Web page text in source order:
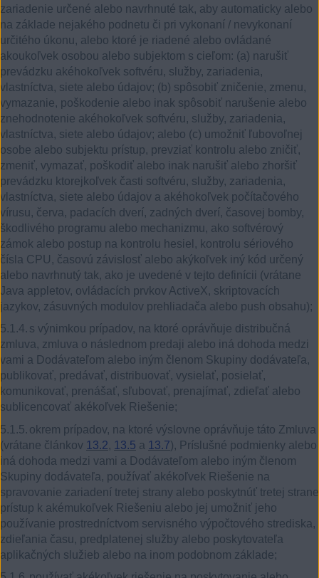
zariadenie určené alebo navrhnuté tak, aby automaticky alebo
na základe nejakého podnetu či pri vykonaní / nevykonaní
určitého úkonu, alebo ktoré je riadené alebo ovládané
akoukoľvek osobou alebo subjektom s cieľom: (a) narušiť
prevádzku akéhokoľvek softvéru, služby, zariadenia,
vlastníctva, siete alebo údajov; (b) spôsobiť zničenie, zmenu,
vymazanie, poškodenie alebo inak spôsobiť narušenie alebo
znehodnotenie akéhokoľvek softvéru, služby, zariadenia,
vlastníctva, siete alebo údajov; alebo (c) umožniť ľubovoľnej
osobe alebo subjektu prístup, prevziať kontrolu alebo zničiť,
zmeniť, vymazať, poškodiť alebo inak narušiť alebo zhoršiť
prevádzku ktorejkoľvek časti softvéru, služby, zariadenia,
vlastníctva, siete alebo údajov a akéhokoľvek počítačového
vírusu, červa, padacích dverí, zadných dverí, časovej bomby,
škodlivého programu alebo mechanizmu, ako softvérový
zámok alebo postup na kontrolu hesiel, kontrolu sériového
čísla CPU, časovú závislosť alebo akýkoľvek iný kód určený
alebo navrhnutý tak, ako je uvedené v tejto definícii (vrátane
Java appletov, ovládacích prvkov ActiveX, skriptovacích
jazykov, zásuvných modulov prehliadača alebo push obsahu);
5.1.4. s výnimkou prípadov, na ktoré oprávňuje distribučná
zmluva, zmluva o následnom predaji alebo iná dohoda medzi
vami a Dodávateľom alebo iným členom Skupiny dodávateľa,
publikovať, predávať, distribuovať, vysielať, posielať,
komunikovať, prenášať, sľubovať, prenajímať, zdieľať alebo
sublicencovať akékoľvek Riešenie;
5.1.5. okrem prípadov, na ktoré výslovne oprávňuje táto Zmluva
(vrátane článkov 13.2, 13.5 a 13.7), Príslušné podmienky alebo
iná dohoda medzi vami a Dodávateľom alebo iným členom
Skupiny dodávateľa, používať akékoľvek Riešenie na
spravovanie zariadení tretej strany alebo poskytnúť tretej strane
prístup k akémukoľvek Riešeniu alebo jej umožniť jeho
používanie prostredníctvom servisného výpočtového strediska,
zdieľania času, predplatenej služby alebo poskytovateľa
aplikačných služieb alebo na inom podobnom základe;